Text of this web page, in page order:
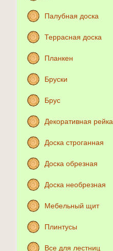
Палубная доска
Террасная доска
Планкен
Бруски
Брус
Декоративная рейка
Доска строганная
Доска обрезная
Доска необрезная
Мебельный щит
Плинтусы
Все для лестниц